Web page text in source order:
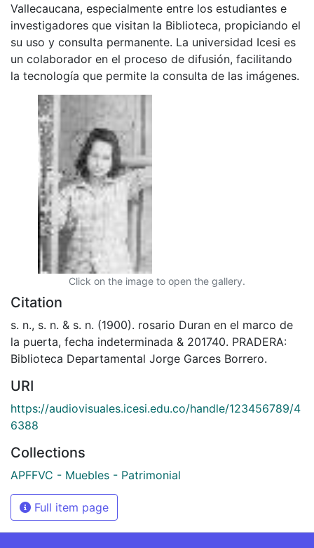
Vallecaucana, especialmente entre los estudiantes e
investigadores que visitan la Biblioteca, propiciando el
su uso y consulta permanente. La universidad Icesi es
un colaborador en el proceso de difusión, facilitando
la tecnología que permite la consulta de las imágenes.
Click on the image to open the gallery.
Citation
s. n., s. n. & s. n. (1900). rosario Duran en el marco de
la puerta, fecha indeterminada & 201740. PRADERA:
Biblioteca Departamental Jorge Garces Borrero.
URI
https://audiovisuales.icesi.edu.co/handle/123456789/4
6388
Collections
APFFVC - Muebles - Patrimonial
Full item page